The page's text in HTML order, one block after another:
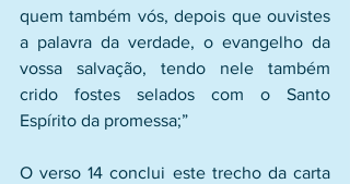
quem também vós, depois que ouvistes
a palavra da verdade, o evangelho da
vossa salvação, tendo nele também
crido fostes selados com o Santo
Espírito da promessa;”
O verso 14 conclui este trecho da carta